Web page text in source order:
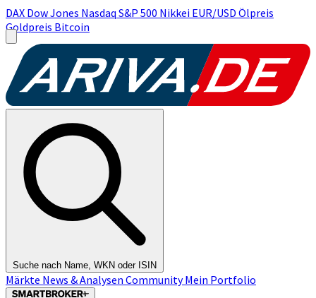
DAX Dow Jones Nasdaq S&P 500 Nikkei EUR/USD Ölpreis
Goldpreis Bitcoin
Suche nach Name, WKN oder ISIN
Märkte News & Analysen CommunityMein Portfolio